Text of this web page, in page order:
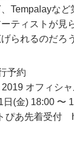
Tempalayな
ティストが見
られるのだろ
予約
2019 オフィシ
(金) 18:00 〜
ぴあ先着受付